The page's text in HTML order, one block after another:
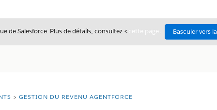
de Salesforce. Plus de détails, consultez <cette page . Basculer vers
GESTION DU REVENU AGENTFORCE